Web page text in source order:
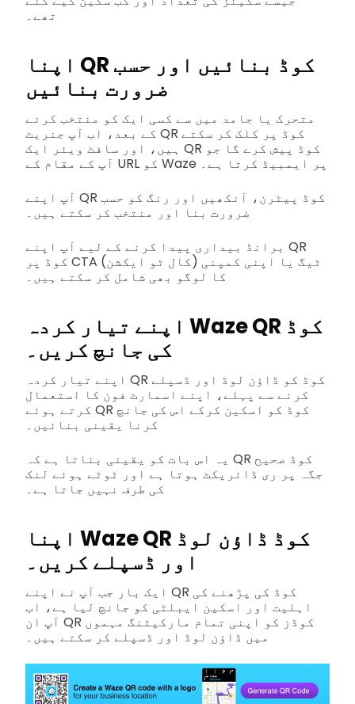
تھے۔
اپنا QR کوڈ بنائیں اور حسب
ضرورت بنائیں
متحرک یا جامد میں سے کسی ایک کو منتخب کرنے
کے بعد، اب آپ جنریٹ QR کوڈ پر کلک کر سکتے
ہیں، اور سافٹ ویئر ایک QR کوڈ پیش کرے گا جو
آپ کے مقام کے URL کو Waze پر ایمبیڈ کرتا ہے۔
آپ اپنے QR کوڈ پیٹرن، آنکھیں اور رنگ کو حسب
ضرورت بنا اور منتخب کر سکتے ہیں۔
برانڈ بیداری پیدا کرنے کے لیے آپ اپنے QR
کوڈ پر CTA (کال ٹو ایکشن) ٹیگ یا اپنی کمپنی
کا لوگو بھی شامل کر سکتے ہیں۔
اپنے تیار کردہ Waze QR کوڈ
کی جانچ کریں۔
اپنے تیار کردہ QR کوڈ کو ڈاؤن لوڈ اور ڈسپلے
کرنے سے پہلے، اپنے اسمارٹ فون کا استعمال
کرتے ہوئے QR کوڈ کو اسکین کرکے اس کی جانچ
کرنا یقینی بنائیں۔
یہ اس بات کو یقینی بناتا ہے کہ QR کوڈ صحیح
جگہ پر ری ڈائریکٹ ہوتا ہے اور ٹوٹے ہوئے لنک
کی طرف نہیں جاتا ہے۔
اپنا Waze QR کوڈ ڈاؤن لوڈ
اور ڈسپلے کریں۔
ایک بار جب آپ نے اپنے QR کوڈ کی پڑھنے کی
اہلیت اور اسکین ایبلٹی کو جانچ لیا ہے، اب
آپ ان QR کوڈز کو اپنی تمام مارکیٹنگ مہموں
میں ڈاؤن لوڈ اور ڈسپلے کر سکتے ہیں۔